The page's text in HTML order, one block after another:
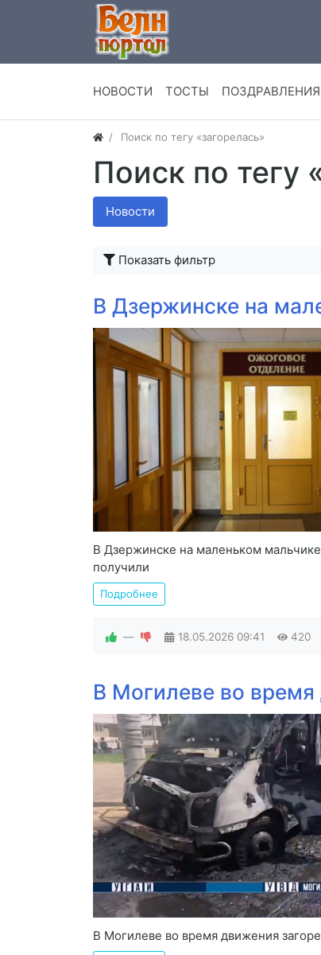
НОВОСТИ ТОСТЫ ПОЗДРАВЛЕНИЯ
Поиск по тегу «загорелась»
Поиск по тегу
Новости
Показать фильтр
В Дзержинске на
В Дзержинске на маленьком
получили
Подробнее
— 18.05.2026 09:41 420
В Могилеве во
В Могилеве во время движения